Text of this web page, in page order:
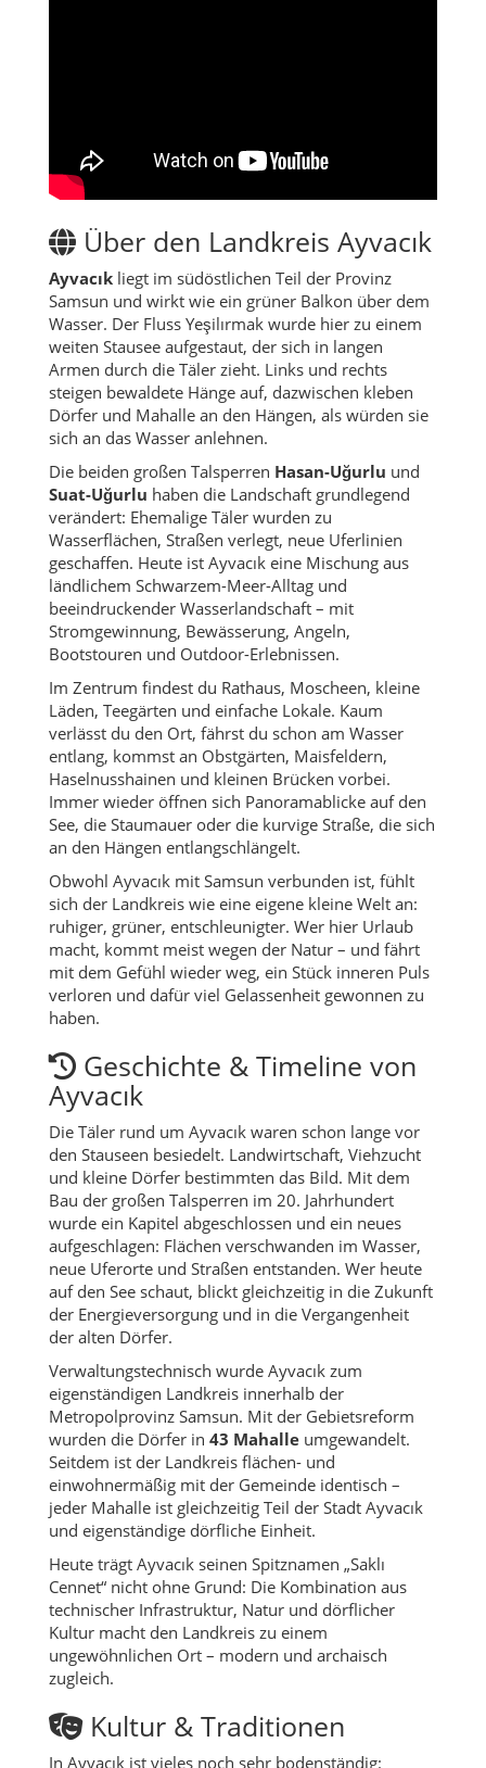
Über den Landkreis Ayvacık
Ayvacık liegt im südöstlichen Teil der Provinz
Samsun und wirkt wie ein grüner Balkon über dem
Wasser. Der Fluss Yeşilırmak wurde hier zu einem
weiten Stausee aufgestaut, der sich in langen
Armen durch die Täler zieht. Links und rechts
steigen bewaldete Hänge auf, dazwischen kleben
Dörfer und Mahalle an den Hängen, als würden sie
sich an das Wasser anlehnen.
Die beiden großen Talsperren Hasan-Uğurlu und
Suat-Uğurlu haben die Landschaft grundlegend
verändert: Ehemalige Täler wurden zu
Wasserflächen, Straßen verlegt, neue Uferlinien
geschaffen. Heute ist Ayvacık eine Mischung aus
ländlichem Schwarzem-Meer-Alltag und
beeindruckender Wasserlandschaft – mit
Stromgewinnung, Bewässerung, Angeln,
Bootstouren und Outdoor-Erlebnissen.
Im Zentrum findest du Rathaus, Moscheen, kleine
Läden, Teegärten und einfache Lokale. Kaum
verlässt du den Ort, fährst du schon am Wasser
entlang, kommst an Obstgärten, Maisfeldern,
Haselnusshainen und kleinen Brücken vorbei.
Immer wieder öffnen sich Panoramablicke auf den
See, die Staumauer oder die kurvige Straße, die sich
an den Hängen entlangschlängelt.
Obwohl Ayvacık mit Samsun verbunden ist, fühlt
sich der Landkreis wie eine eigene kleine Welt an:
ruhiger, grüner, entschleunigter. Wer hier Urlaub
macht, kommt meist wegen der Natur – und fährt
mit dem Gefühl wieder weg, ein Stück inneren Puls
verloren und dafür viel Gelassenheit gewonnen zu
haben.
Geschichte & Timeline von
Ayvacık
Die Täler rund um Ayvacık waren schon lange vor
den Stauseen besiedelt. Landwirtschaft, Viehzucht
und kleine Dörfer bestimmten das Bild. Mit dem
Bau der großen Talsperren im 20. Jahrhundert
wurde ein Kapitel abgeschlossen und ein neues
aufgeschlagen: Flächen verschwanden im Wasser,
neue Uferorte und Straßen entstanden. Wer heute
auf den See schaut, blickt gleichzeitig in die Zukunft
der Energieversorgung und in die Vergangenheit
der alten Dörfer.
Verwaltungstechnisch wurde Ayvacık zum
eigenständigen Landkreis innerhalb der
Metropolprovinz Samsun. Mit der Gebietsreform
wurden die Dörfer in 43 Mahalle umgewandelt.
Seitdem ist der Landkreis flächen- und
einwohnermäßig mit der Gemeinde identisch –
jeder Mahalle ist gleichzeitig Teil der Stadt Ayvacık
und eigenständige dörfliche Einheit.
Heute trägt Ayvacık seinen Spitznamen „Saklı
Cennet“ nicht ohne Grund: Die Kombination aus
technischer Infrastruktur, Natur und dörflicher
Kultur macht den Landkreis zu einem
ungewöhnlichen Ort – modern und archaisch
zugleich.
Kultur & Traditionen
In Ayvacık ist vieles noch sehr bodenständig: